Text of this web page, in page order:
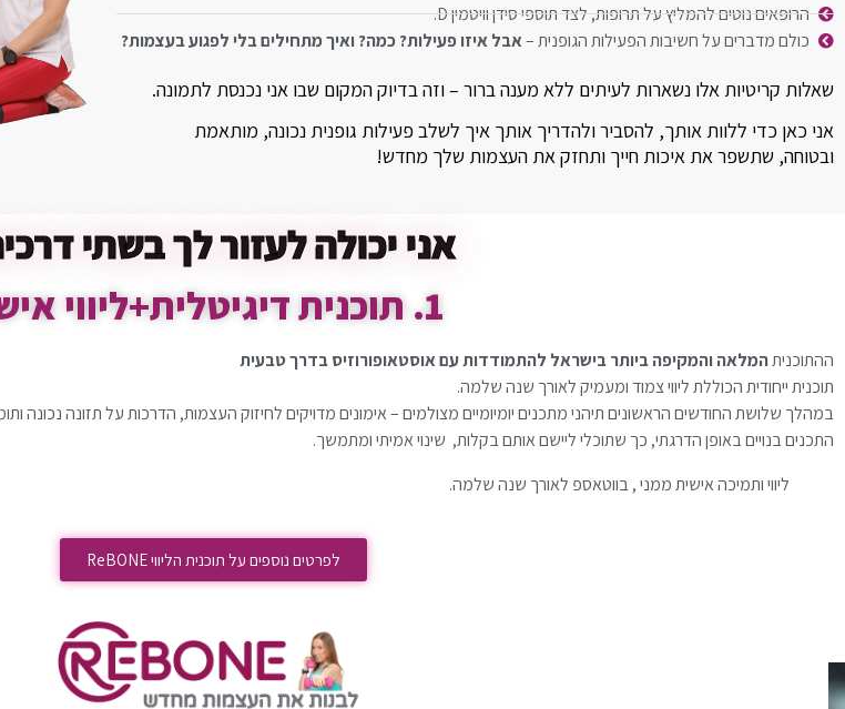
הרופאים נוטים להמליץ על תרופות, לצד תוספי סידן וויטמין D.
כולם מדברים על חשיבות הפעילות הגופנית –אבל איזו פעילות? כמה? ואיך מתחילים בלי לפגוע בעצמות?
שאלות קריטיות אלו נשארות לעיתים ללא מענה ברור – וזה בדיוק המקום שבו אני נכנסת לתמונה.
אני כאן כדי ללוות אותך, להסביר ולהדריך אותך איך לשלב פעילות גופנית נכונה, מותאמת
ובטוחה, שתשפר את איכות חייך ותחזק את העצמות שלך מחדש!
אני יכולה לעזור לך בשתי
1. תוכנית דיגיטלית+ליווי אישי
ההתוכניתהמלאה והמקיפה ביותר בישראל להתמודדות עם אוסטאופורוזיס בדרך טבעית
תוכנית ייחודית הכוללת ליווי צמוד ומעמיק לאורך שנה שלמה.
במהלך שלושת החודשים הראשונים תיהני מתכנים יומיומיים מצולמים – אימונים מדויקים לחיזוק העצמות, הדרכות על תזונה נכונה
התכנים בנויים באופן הדרגתי, כך שתוכלי ליישם אותם בקלות, שינוי אמיתי ומתמשך.
ליווי ותמיכה אישית ממני , בווטאספ לאורך שנה שלמה.
לפרטים נוספים על תוכנית הליווי ReBONE